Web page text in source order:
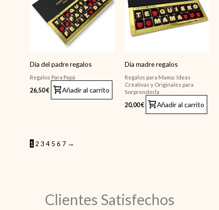
Día del padre regalos
Regalos Para Papá
26,50€ Añadir al carrito
Dia madre regalos
Regalos para Mama: Ideas
Creativas y Originales para
Sorprenderla
20,00€ Añadir al carrito
1 2 3 4 5 6 7 →
Clientes Satisfechos